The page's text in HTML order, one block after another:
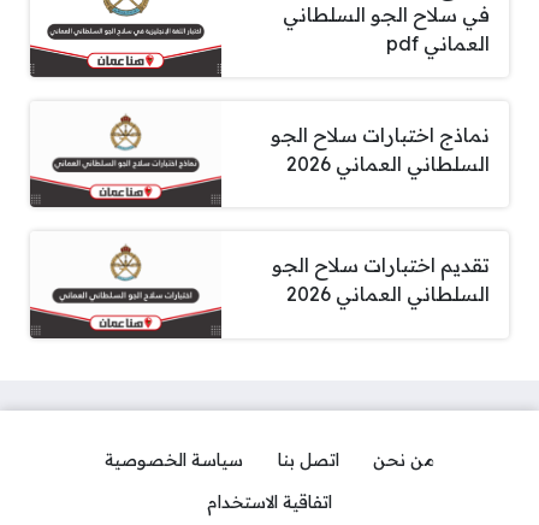
في سلاح الجو السلطاني
العماني pdf
نماذج اختبارات سلاح الجو
السلطاني العماني 2026
تقديم اختبارات سلاح الجو
السلطاني العماني 2026
من نحن اتصل بنا
سياسة الخصوصية
اتفاقية الاستخدام